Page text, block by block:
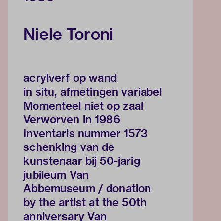
Niele Toroni
acrylverf op wand
in situ, afmetingen variabel
Momenteel niet op zaal
Verworven in 1986
Inventaris nummer 1573
schenking van de
kunstenaar bij 50-jarig
jubileum Van
Abbemuseum / donation
by the artist at the 50th
anniversary Van